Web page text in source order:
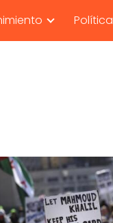
Política